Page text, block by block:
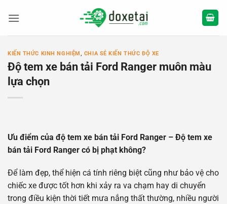
qua
KIẾN THỨC KINH NGHIỆM, CHIA SẺ KIẾN THỨC ĐỘ XE
Độ tem xe bán tải Ford Ranger muôn màu
lựa chọn
Ưu điểm của độ tem xe bán tải Ford Ranger – Độ tem xe
bán tải Ford Ranger có bị phạt không?
Để làm đẹp, thể hiện cá tính riêng biệt cũng như bảo vệ cho
chiếc xe được tốt hơn khi xảy ra va chạm hay di chuyển
trong điều kiện thời tiết mưa nắng thất thường, nhiều người